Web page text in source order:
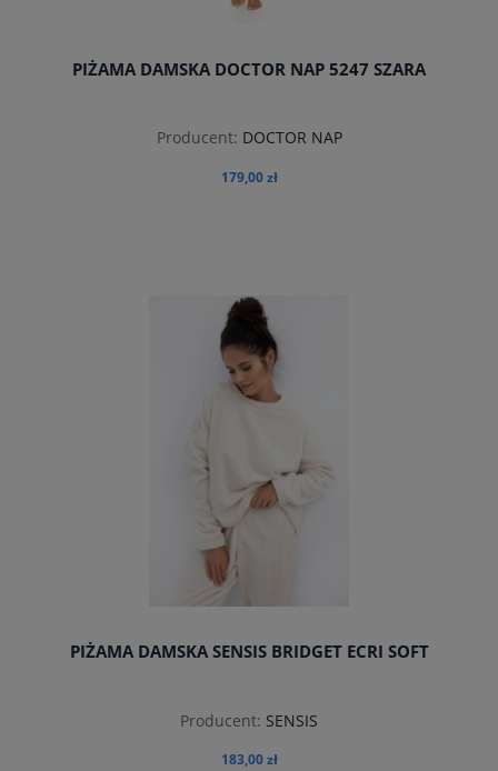
PIŻAMA DAMSKA DOCTOR NAP 5247 SZARA
Producent: DOCTOR NAP
179,00 zł
do koszyka
PIŻAMA DAMSKA SENSIS BRIDGET ECRI SOFT
Producent: SENSIS
183,00 zł